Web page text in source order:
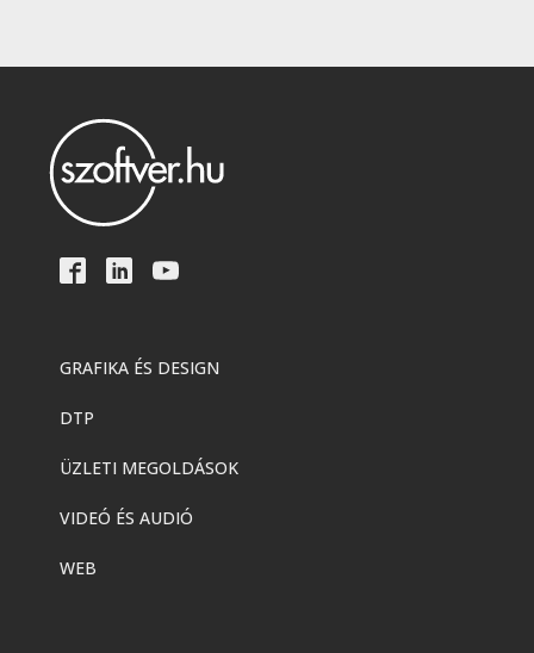
GRAFIKA ÉS DESIGN
DTP
ÜZLETI MEGOLDÁSOK
VIDEÓ ÉS AUDIÓ
WEB